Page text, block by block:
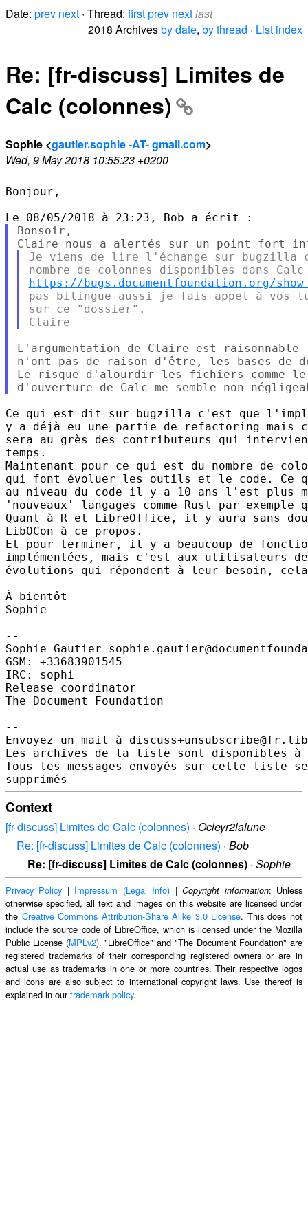
Date: prev next · Thread: firstprev nextlast
2018 Archivesby date, by thread · List index
Re: [fr-discuss] Limites de
Calc (colonnes)
Sophie <gautier.sophie -AT- gmail.com>
Wed, 9 May 2018 10:55:23 +0200
Bonjour,
Bonsoir,
Je viens de lire l'échange sur bugzilla
https://bugs.documentfoundation.org/
pas bilingue aussi je fais appel à vos
sur ce "dossier".
L'argumentation de Claire est
n'ont pas de raison d'être, les bases de
Le risque d'alourdir les fichiers comme le
Ce qui est dit sur bugzilla c'est que
y a déjà eu une partie de refactoring mais
sera au grès des contributeurs qui
temps.
Maintenant pour ce qui est du nombre de
qui font évoluer les outils et le code. Ce
au niveau du code il y a 10 ans l'est plus
'nouveaux' langages comme Rust par
Quant à R et LibreOffice, il y aura sans
LibOCon à ce propos.
Et pour terminer, il y a beaucoup de
implémentées, mais c'est aux utilisateurs
évolutions qui répondent à leur besoin,
À bientôt
Sophie
--
Sophie Gautier
GSM: +33683901545
IRC: sophi
Release coordinator
The Document Foundation
--
Envoyez un mail à
Les archives de la liste sont disponibles à
Tous les messages envoyés sur cette liste
Context
[fr-discuss] Limites de Calc (colonnes) · Ocleyr2lalune
Re: [fr-discuss] Limites de Calc (colonnes) · Bob
Re: [fr-discuss] Limites de Calc (colonnes) · Sophie
Privacy Policy | Impressum (Legal Info) |Copyright information: Unless
otherwise specified, all text and images on this website are licensed under
the Creative Commons Attribution-Share Alike 3.0 License. This does not
include the source code of LibreOffice, which is licensed under the Mozilla
Public License (MPLv2). "LibreOffice" and "The Document Foundation" are
registered trademarks of their corresponding registered owners or are in
actual use as trademarks in one or more countries. Their respective logos
and icons are also subject to international copyright laws. Use thereof is
explained in ourtrademark policy.